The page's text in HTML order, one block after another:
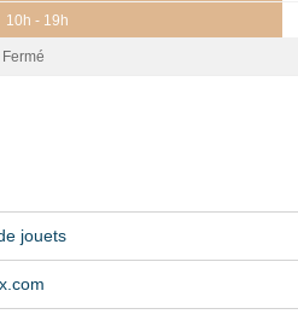
10h - 19h
Fermé
jouets